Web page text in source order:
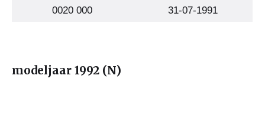
0020 000 31-07-1991
modeljaar 1992 (N)